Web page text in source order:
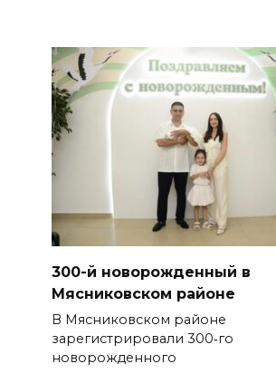
300-й новорожденный в
Мясниковском районе
В Мясниковском районе
зарегистрировали 300‑го
новорожденного